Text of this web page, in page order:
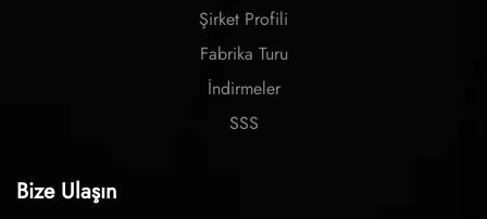
Şirket Profili
Fabrika Turu
İndirmeler
SSS
Bize Ulaşın